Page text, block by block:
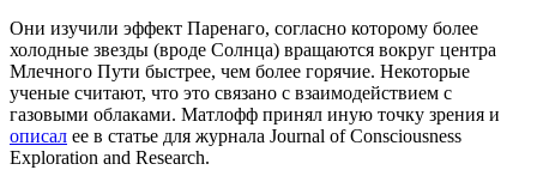
Они изучили эффект Паренаго, согласно которому более
холодные звезды (вроде Солнца) вращаются вокруг центра
Млечного Пути быстрее, чем более горячие. Некоторые
ученые считают, что это связано с взаимодействием с
газовыми облаками. Матлофф принял иную точку зрения и
описал ее в статье для журнала Journal of Consciousness
Exploration and Research.